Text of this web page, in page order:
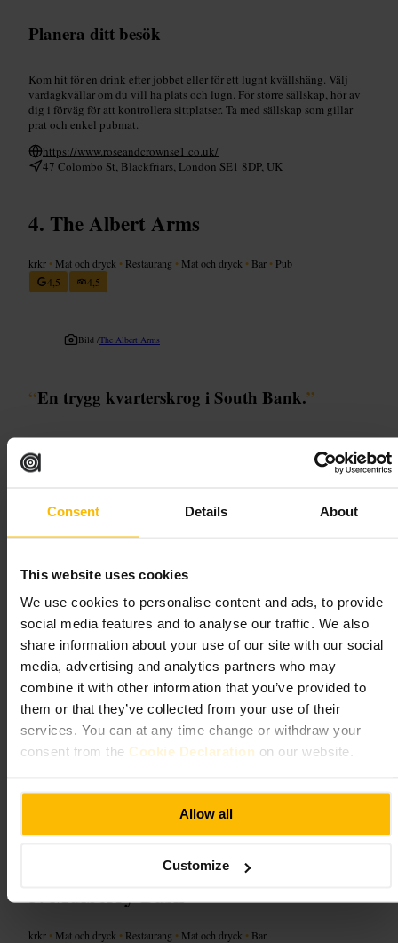
Consent Details About
This website uses cookies
We use cookies to personalise content and ads, to provide
social media features and to analyse our traffic. We also
share information about your use of our site with our social
media, advertising and analytics partners who may
combine it with other information that you’ve provided to
them or that they’ve collected from your use of their
services. You can at any time change or withdraw your
consent from the Cookie Declaration on our website.
Allow all
Customize
Planera ditt besök
Kom hit för en drink efter jobbet eller för ett lugnt kvällshäng. Välj
vardagkvällar om du vill ha plats och lugn. För större sällskap, hör av
dig i förväg för att kontrollera sittplatser. Ta med sällskap som gillar
prat och enkel pubmat.
https://www.roseandcrownse1.co.uk/
47 Colombo St, Blackfriars, London SE1 8DP, UK
The Albert Arms
krkr • Mat och dryck • Restaurang • Mat och dryck • Bar • Pub
4,5
4,5
Bild /The Albert Arms
“En trygg kvarterskrog i South Bank.”
Lämplig för
Southbank Pub #
Vad du kan förvänta dig
Lugn atmosfär på eftermiddagar, mer livlig stämning på kvällar.
Blandning av barplatser och bord, enkel meny med klassiska pubrätter
och ett urval av öl på fat. Service är vänlig och praktisk, inriktad på
snabb, grundläggande service.
Planera ditt besök
Kom i god tid om du är en större grupp. För en lugnare stund välj
promenad längs floden eller teaterkväll i närheten.
http://www.thealbertarms.co.uk/
1 Gladstone St, Elephant and Castle, London SE1 6EY, UK
Mulberry Bush
krkr • Mat och dryck • Restaurang • Mat och dryck • Bar